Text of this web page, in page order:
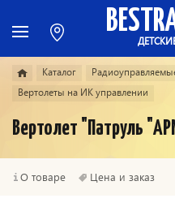
Каталог
Вертолеты на ИК управлении
Вертолет "Патруль
О товаре Цена и заказ